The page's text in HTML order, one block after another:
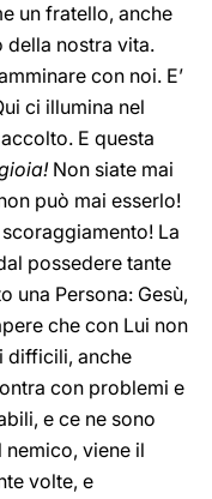
un fratello, anche
della nostra vita.
con noi. E’
ci illumina nel
E questa
Non siate mai
può mai esserlo!
La
possedere tante
una Persona: Gesù,
che con Lui non
difficili, anche
con problemi e
e ce ne sono
nemico, viene il
volte, e